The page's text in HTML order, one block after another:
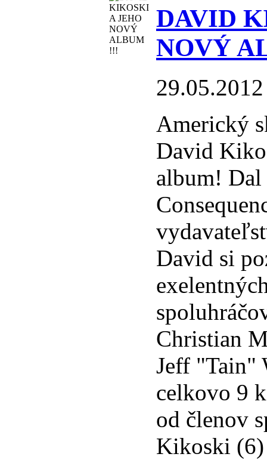
DAVID
NOVÝ
29.05.2012
Americký
David
album! Dal
David si
Christian
Jeff "Tain"
celkovo 9
od členov
Kikoski (6)